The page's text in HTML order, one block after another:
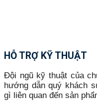
HỖ TRỢ KỸ THUẬT
Đội ngũ kỹ thuật của
hướng dẫn quý khách
gì liên quan đến sản